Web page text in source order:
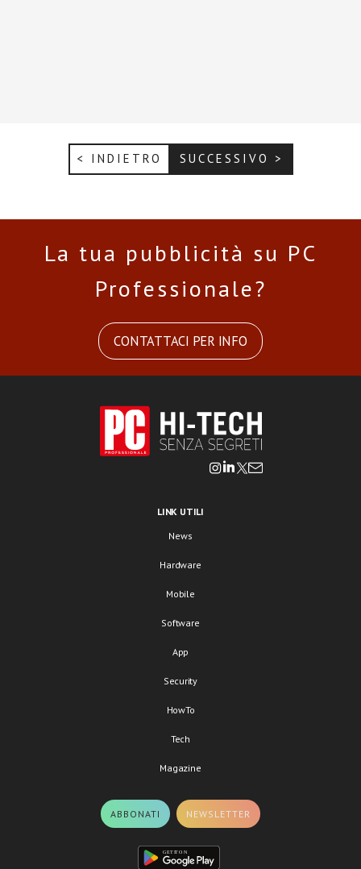
< INDIETRO SUCCESSIVO >
La tua pubblicità su PC
Professionale?
CONTATTACI PER INFO
LINK UTILI
News
Hardware
Mobile
Software
App
Security
HowTo
Tech
Magazine
ABBONATI NEWSLETTER